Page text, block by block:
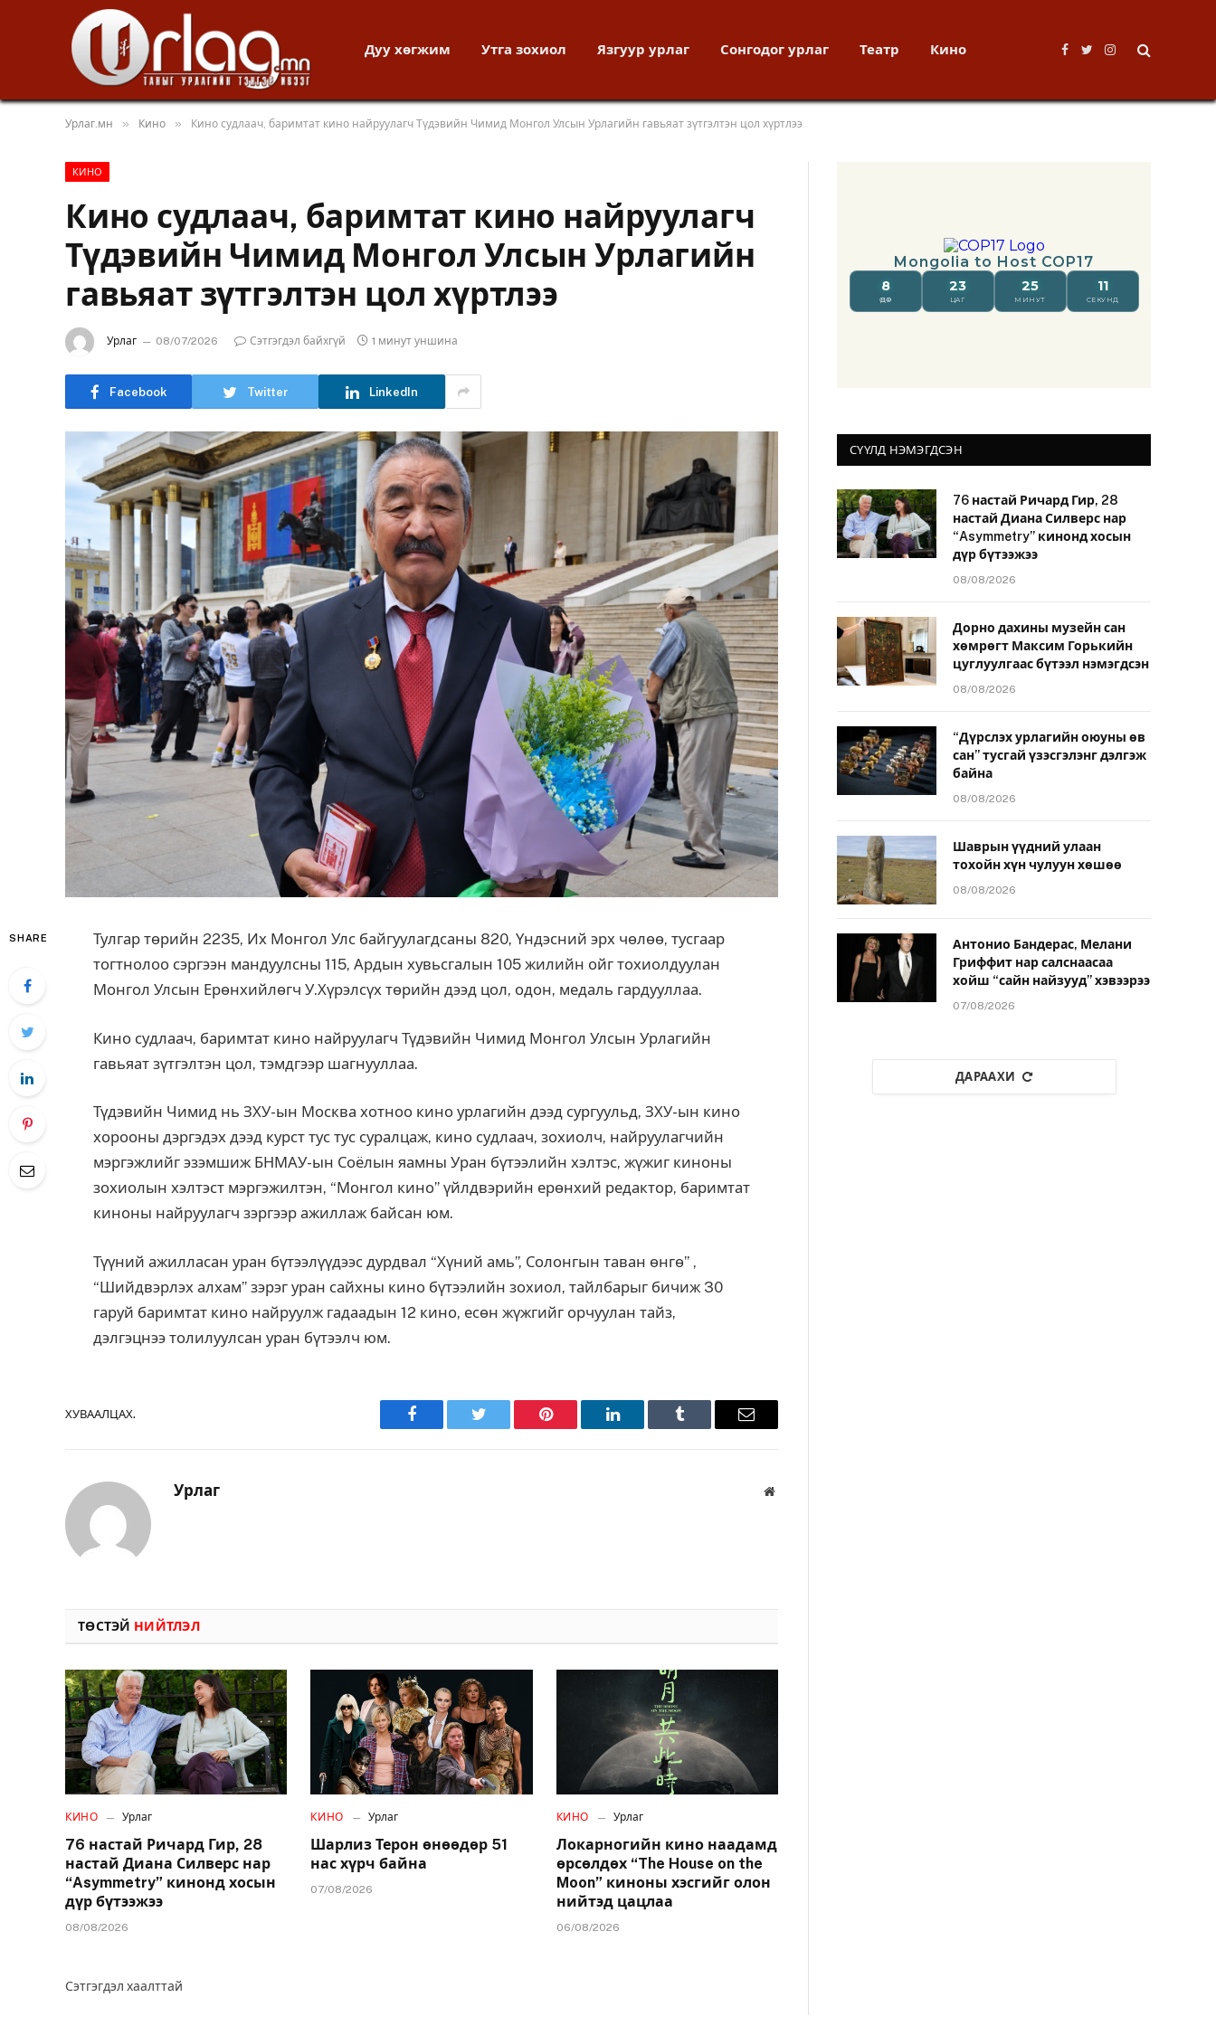
Дуу хөгжим Утга зохиол Язгуур урлаг Сонгодог урлаг Театр Кино
Facebook
TwitterInstagram
Урлаг.мн » Кино » Кино судлаач, баримтат кино найруулагч Түдэвийн Чимид Монгол Улсын Урлагийн гавьяат зүтгэлтэн цол хүртлээ
КИНО
Кино судлаач, баримтат кино найруулагч
Түдэвийн Чимид Монгол Улсын Урлагийн
гавьяат зүтгэлтэн цол хүртлээ
Урлаг 08/07/2026 Сэтгэгдэл байхгүй 1 минут уншина
Facebook Twitter LinkedIn
SHARE
Тулгар төрийн 2235, Их Монгол Улс байгуулагдсаны 820, Үндэсний эрх чөлөө, тусгаар
тогтнолоо сэргээн мандуулсны 115, Ардын хувьсгалын 105 жилийн ойг тохиолдуулан
Монгол Улсын Ерөнхийлөгч У.Хүрэлсүх төрийн дээд цол, одон, медаль гардууллаа.
Кино судлаач, баримтат кино найруулагч Түдэвийн Чимид Монгол Улсын Урлагийн
гавьяат зүтгэлтэн цол, тэмдгээр шагнууллаа.
Түдэвийн Чимид нь ЗХУ-ын Москва хотноо кино урлагийн дээд сургуульд, ЗХУ-ын кино
хорооны дэргэдэх дээд курст тус тус суралцаж, кино судлаач, зохиолч, найруулагчийн
мэргэжлийг эзэмшиж БНМАУ-ын Соёлын яамны Уран бүтээлийн хэлтэс, жүжиг киноны
зохиолын хэлтэст мэргэжилтэн, “Монгол кино” үйлдвэрийн ерөнхий редактор, баримтат
киноны найруулагч зэргээр ажиллаж байсан юм.
Түүний ажилласан уран бүтээлүүдээс дурдвал “Хүний амь”, Солонгын таван өнгө” ,
“Шийдвэрлэх алхам” зэрэг уран сайхны кино бүтээлийн зохиол, тайлбарыг бичиж 30
гаруй баримтат кино найруулж гадаадын 12 кино, есөн жүжгийг орчуулан тайз,
дэлгэцнээ толилуулсан уран бүтээлч юм.
ХУВААЛЦАХ.
Facebook Twitter Pinterest LinkedIn Tumblr Имэйл
Урлаг Вэбсайт
ТӨСТЭЙ НИЙТЛЭЛ
КИНО Урлаг
76 настай Ричард Гир, 28
настай Диана Силверс нар
“Asymmetry” кинонд хосын
дүр бүтээжээ
08/08/2026
КИНО Урлаг
Шарлиз Терон өнөөдөр 51
нас хүрч байна
07/08/2026
КИНО Урлаг
Локарногийн кино наадамд
өрсөлдөх “The House on the
Moon” киноны хэсгийг олон
нийтэд цацлаа
06/08/2026
Сэтгэгдэл хаалттай
СҮҮЛД НЭМЭГДСЭН
76 настай Ричард Гир, 28
настай Диана Силверс нар
“Asymmetry” кинонд хосын
дүр бүтээжээ
08/08/2026
Дорно дахины музейн сан
хөмрөгт Максим Горькийн
цуглуулгаас бүтээл нэмэгдсэн
08/08/2026
“Дүрслэх урлагийн оюуны өв
сан” тусгай үзэсгэлэнг дэлгэж
байна
08/08/2026
Шаврын үүдний улаан
тохойн хүн чулуун хөшөө
08/08/2026
Антонио Бандерас, Мелани
Гриффит нар салснаасаа
хойш “сайн найзууд” хэвээрээ
07/08/2026
ДАРААХИ